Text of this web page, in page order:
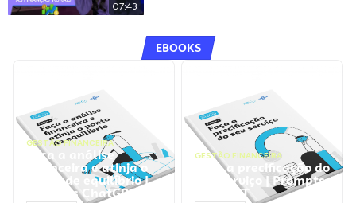
07:43
EBOOKS
GESTÃO FINANCEIRA
Faça a análise
financeira e atinja o
ponto de equilíbrio |
Prompts ChatGPT
GESTÃO FINANCEIRA
Faça a precificação do
seu serviço | Prompts
ChatGPT